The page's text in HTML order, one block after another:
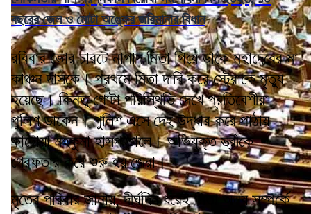
বছরের জেল ও মোটা অঙ্কের জরিমানার বিধান
রবিবার ভোর চারটে নাগাদ মিতা গিয়ে ডাকে মহাদেবের মা
কাঞ্চন দাসকে। প্রথমে মিতা দাবি করে স্ট্রোকে মৃত্যু
হয়েছে। কিন্তু গোটা পরিস্থিতি দেখে প্রতিবেশীরা
পুলিশ ডাকেন। পুলিশ এসে দেহ উদ্ধার করে পাঠায়
কাটোয়া মহকুমা হাসপাতালে। অভিযুক্ত স্ত্রীকে
গ্রেফতার করে শুরু হয় জেরা।
মৃতের পরিবার জানায়, দীর্ঘদিন ধরেই মিতা অন্য সম্পর্কে